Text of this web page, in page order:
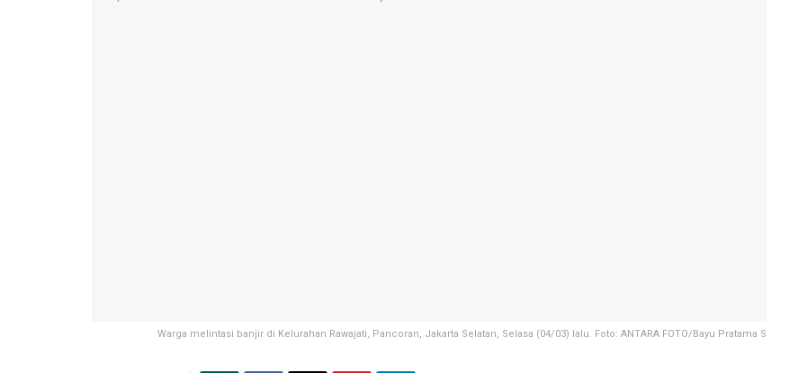
Warga melintasi banjir di Kelurahan Rawajati, Pancoran, Jakarta Selatan, Selasa (04/03) lalu. Foto: ANTARA FOTO/Bayu Pratama S